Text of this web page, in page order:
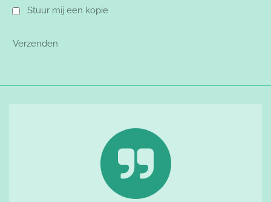
Stuur mij een kopie
Verzenden